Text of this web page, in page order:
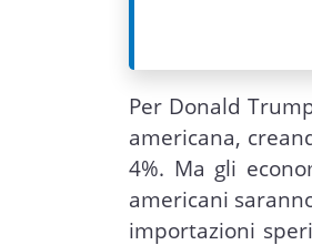
Per Donald
americana,
4%. Ma gli
americani
importazioni